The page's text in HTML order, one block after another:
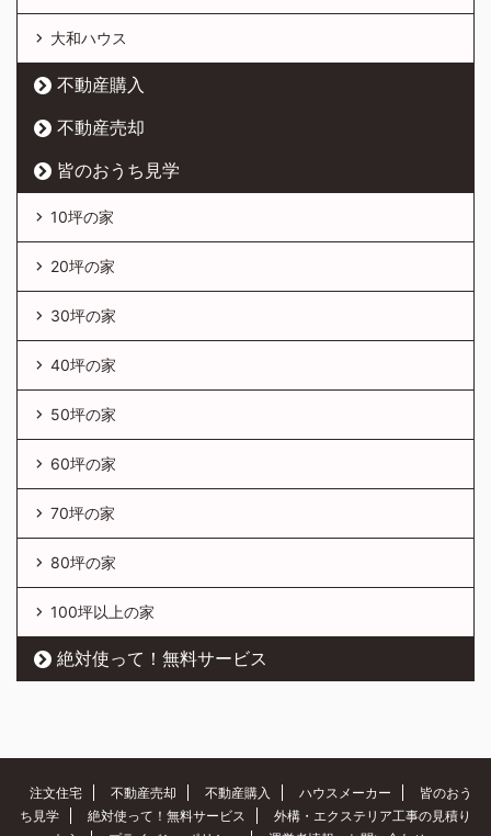
大和ハウス
不動産購入
不動産売却
皆のおうち見学
10坪の家
20坪の家
30坪の家
40坪の家
50坪の家
60坪の家
70坪の家
80坪の家
100坪以上の家
絶対使って！無料サービス
注文住宅 不動産売却 不動産購入 ハウスメーカー
皆のおう
ち見学
絶対使って！無料サービス
外構・エクステリア工事の見積り